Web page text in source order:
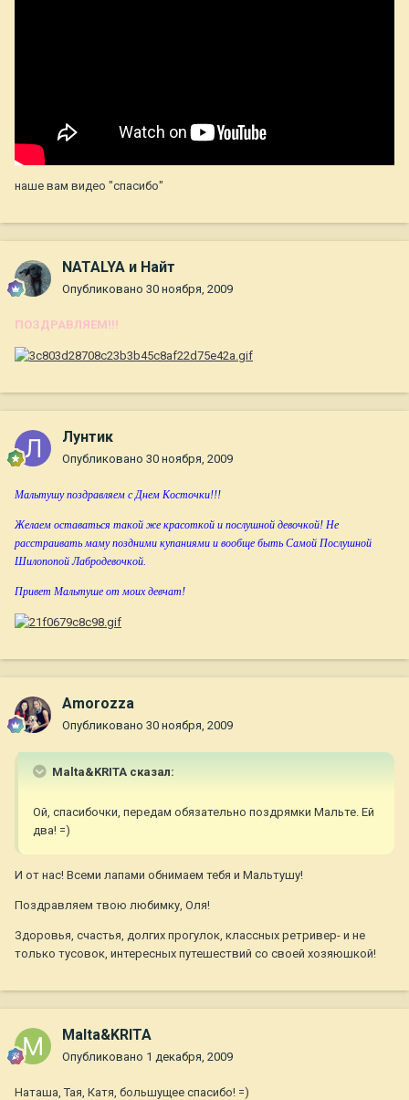
наше вам видео "спасибо"
NATALYA и Найт
Опубликовано 30 ноября, 2009
ПОЗДРАВЛЯЕМ!!!
Лунтик
Опубликовано 30 ноября, 2009
Мальтушу поздравляем с Днем Косточки!!!
Желаем оставаться такой же красоткой и послушной девочкой! Не
расстраивать маму поздними купаниями и вообще быть Самой Послушной
Шилопопой Лабродевочкой.
Привет Мальтуше от моих девчат!
Amorozza
Опубликовано 30 ноября, 2009
Malta&KRITA сказал:
Ой, спасибочки, передам обязательно поздрямки Мальте. Ей
два! =)
И от нас! Всеми лапами обнимаем тебя и Мальтушу!
Поздравляем твою любимку, Оля!
Здоровья, счастья, долгих прогулок, классных ретривер- и не
только тусовок, интересных путешествий со своей хозяюшкой!
Malta&KRITA
Опубликовано 1 декабря, 2009
Наташа, Тая, Катя, большущее спасибо! =)